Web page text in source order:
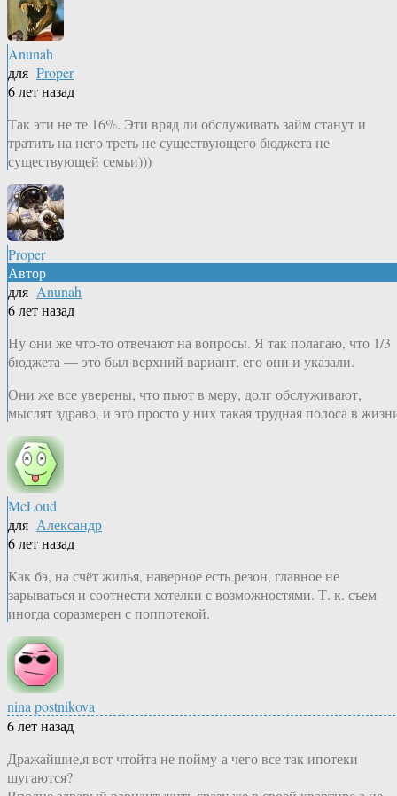
Anunah
для Proper
6 лет назад
Так эти не те 16%. Эти вряд ли обслуживать займ станут и
тратить на него треть не существующего бюджета не
существующей семьи)))
Proper
Автор
для Anunah
6 лет назад
Ну они же что-то отвечают на вопросы. Я так полагаю, что 1/3
бюджета — это был верхний вариант, его они и указали.
Они же все уверены, что пьют в меру, долг обслуживают,
мыслят здраво, и это просто у них такая трудная полоса в
McLoud
для Александр
6 лет назад
Как бэ, на счёт жилья, наверное есть резон, главное не
зарываться и соотнести хотелки с возможностями. Т. к. съем
иногда соразмерен с поппотекой.
nina postnikova
6 лет назад
Дражайшие,я вот чтойта не пойму-а чего все так ипотеки
шугаются?